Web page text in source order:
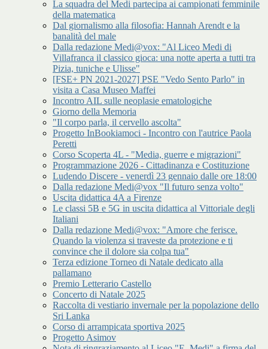
La squadra del Medi partecipa ai campionati femminile
della matematica
Dal giornalismo alla filosofia: Hannah Arendt e la
banalità del male
Dalla redazione Medi@vox: "Al Liceo Medi di
Villafranca il classico gioca: una notte aperta a tutti tra
Pizia, tuniche e Ulisse"
[FSE+ PN 2021-2027] PSE "Vedo Sento Parlo" in
visita a Casa Museo Maffei
Incontro AIL sulle neoplasie ematologiche
Giorno della Memoria
"Il corpo parla, il cervello ascolta"
Progetto InBookiamoci - Incontro con l'autrice Paola
Peretti
Corso Scoperta 4L - "Media, guerre e migrazioni"
Programmazione 2026 - Cittadinanza e Costituzione
Ludendo Discere - venerdì 23 gennaio dalle ore 18:00
Dalla redazione Medi@vox "Il futuro senza volto"
Uscita didattica 4A a Firenze
Le classi 5B e 5G in uscita didattica al Vittoriale degli
Italiani
Dalla redazione Medi@vox: "Amore che ferisce.
Quando la violenza si traveste da protezione e ti
convince che il dolore sia colpa tua"
Terza edizione Torneo di Natale dedicato alla
pallamano
Premio Letterario Castello
Concerto di Natale 2025
Raccolta di vestiario invernale per la popolazione dello
Sri Lanka
Corso di arrampicata sportiva 2025
Progetto Asimov